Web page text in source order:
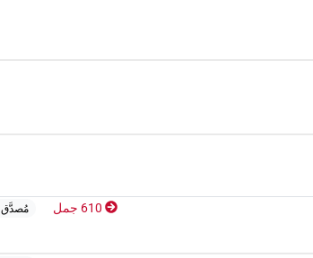
610 جمل مُصدَّق